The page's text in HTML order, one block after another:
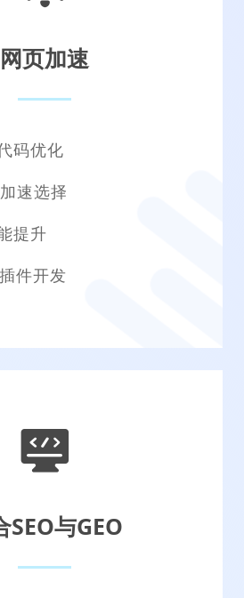
网页加速
码优化
速选择
提升
件开发
SEO与GEO